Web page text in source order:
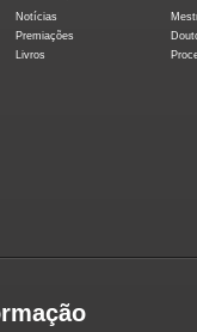
Notícias
Premiações
Livros